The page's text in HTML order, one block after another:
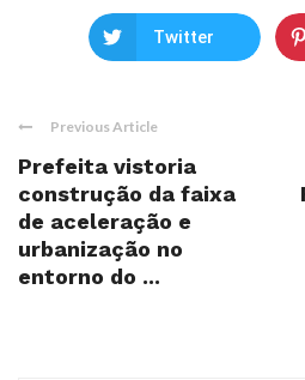
Twitter
Previous Article
Prefeita vistoria
construção da faixa
de aceleração e
urbanização no
entorno do ...